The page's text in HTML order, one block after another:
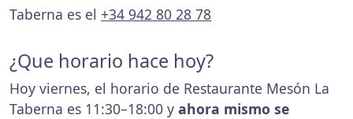
Taberna es el +34 942 80 28 78
¿Que horario hace hoy?
Hoy viernes, el horario de Restaurante Mesón La
Taberna es 11:30–18:00 y ahora mismo se